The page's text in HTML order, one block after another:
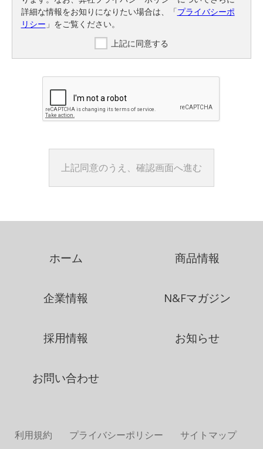
詳細な情報をお知りになりたい場合は、「プライバシーポ
リシー 」をご覧ください。
上記に同意する
ホーム 商品情報
企業情報 N&Fマガジン
採用情報 お知らせ
お問い合わせ
利用規約 プライバシーポリシー サイトマップ